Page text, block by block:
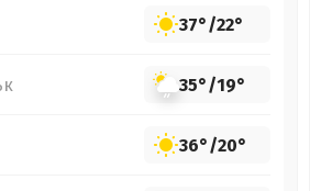
37°/22°
35°/19°
36°/20°